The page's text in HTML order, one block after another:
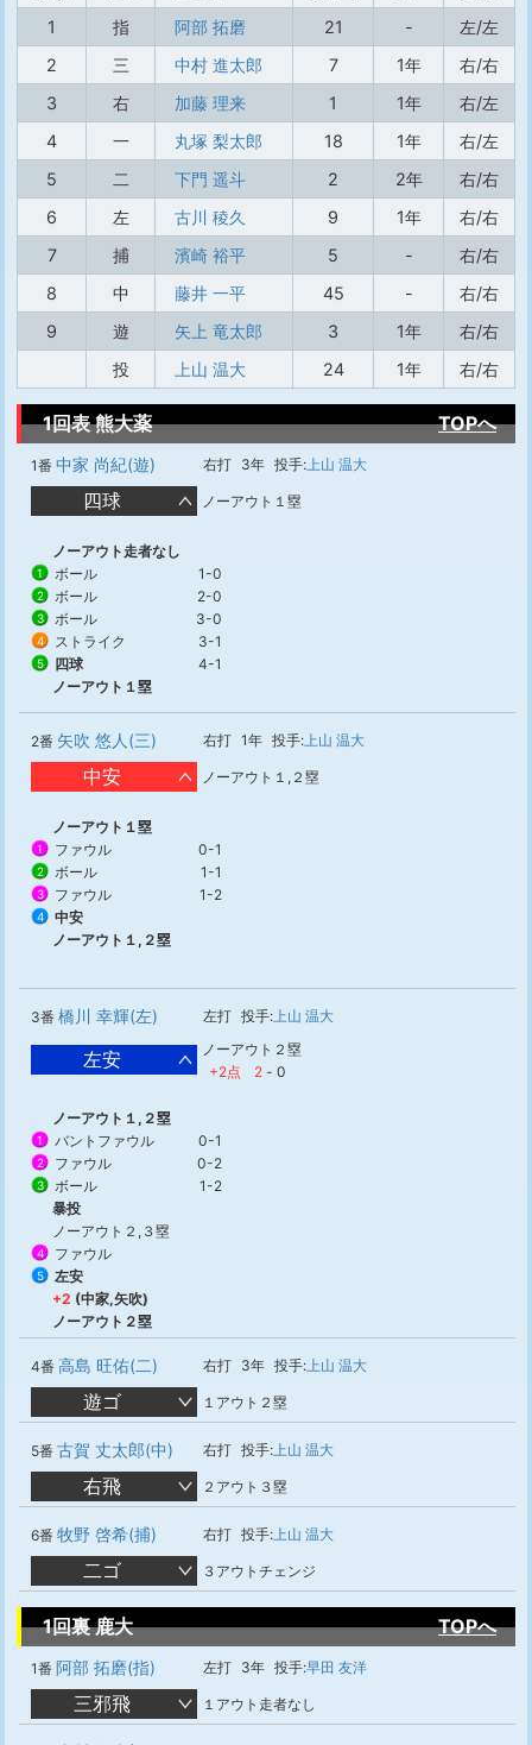
1
指 阿部 拓磨 21 -
左/左
2
三 中村 進太郎 7 1年
右/右
3
右 加藤 理来 1 1年
右/左
4
一 丸塚 梨太郎 18 1年
右/左
5
二 下門 遥斗 2 2年
右/右
6
左 古川 稜久 9 1年
右/右
7
捕 濱崎 裕平 5 -
右/右
8
中 藤井 一平 45 -
右/右
9
遊 矢上 竜太郎 3 1年
右/右
投
上山 温大 24 1年 右/右
1回表 熊大薬 TOPへ
1番 中家 尚紀(遊) 右打 3年 投手:上山 温大
四球 ノーアウト１塁
ノーアウト走者なし
1 ボール 1-0
2 ボール 2-0
3 ボール 3-0
4 ストライク 3-1
5 四球
4-1
ノーアウト１塁
2番 矢吹 悠人(三) 右打 1年 投手:上山 温大
中安 ノーアウト１,２塁
ノーアウト１塁
1 ファウル 0-1
2 ボール 1-1
3 ファウル 1-2
4
中安
ノーアウト１,２塁
3番 橋川 幸輝(左) 左打 投手:上山 温大
左安
ノーアウト２塁
+2点
2 - 0
ノーアウト１,２塁
1 バントファウル 0-1
2 ファウル 0-2
3 ボール
1-2
暴投
ノーアウト２,３塁
4 ファウル
5
左安
+2 (中家,矢吹)
ノーアウト２塁
4番 高島 旺佑(二) 右打 3年 投手:上山 温大
遊ゴ １アウト２塁
5番 古賀 丈太郎(中) 右打 投手:上山 温大
右飛 ２アウト３塁
6番 牧野 啓希(捕) 右打 投手:上山 温大
二ゴ ３アウトチェンジ
1回裏 鹿大 TOPへ
1番 阿部 拓磨(指) 左打 3年 投手:早田 友洋
三邪飛 １アウト走者なし